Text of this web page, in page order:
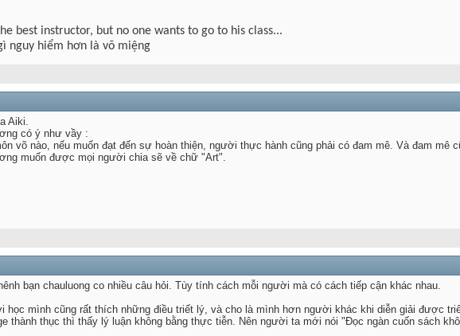
best instructor, but no one wants to go to his class...
nguy hiểm hơn là võ miệng
Aiki.
có ý như vầy :
võ nào, nếu muốn đạt đến sự hoàn thiện, người thực hành cũng phải có đam mê. Và đam
muốn được mọi người chia sẽ về chữ "Art".
bạn chauluong co nhiều câu hỏi. Tùy tính cách mỗi người mà có cách tiếp cận khác nhau.
học mình cũng rất thích những điều triết lý, và cho là mình hơn người khác khi diễn giải được
thành thục thì thấy lý luận không bằng thực tiễn. Nên người ta mới nói "Đọc ngàn cuốn sách